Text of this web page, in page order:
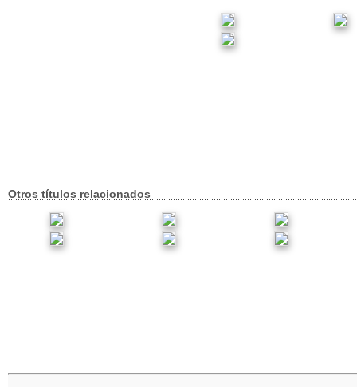
Otros títulos relacionados